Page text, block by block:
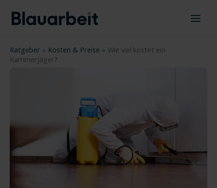
Inhalt
springen
Ratgeber » Kosten & Preise » Wie viel kostet ein
Kammerjäger?